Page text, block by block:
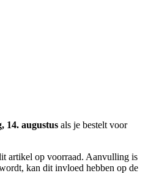
14. augustus als je bestelt voor
artikel op voorraad. Aanvulling is
kan dit invloed hebben op de